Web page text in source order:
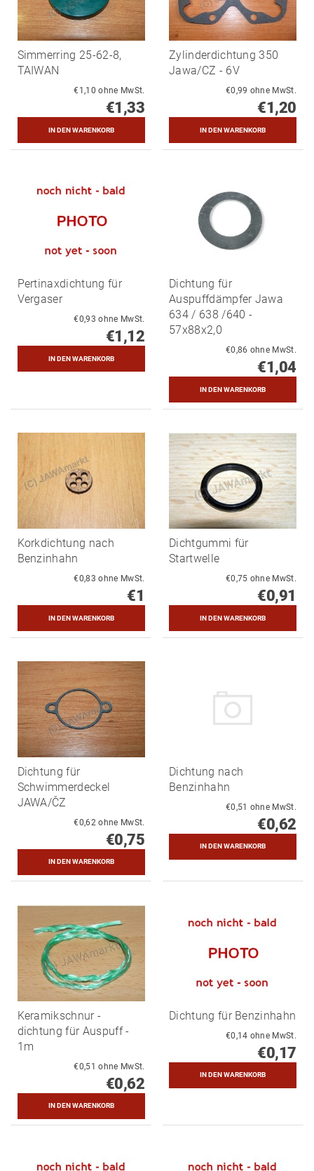
Simmerring 25-62-8,
TAIWAN
€1,10 ohne MwSt.
€1,33
Zylinderdichtung 350
Jawa/CZ - 6V
€0,99 ohne MwSt.
€1,20
Pertinaxdichtung für
Vergaser
€0,93 ohne MwSt.
€1,12
Dichtung für
Auspuffdämpfer Jawa
634 / 638 /640 -
57x88x2,0
€0,86 ohne MwSt.
€1,04
Korkdichtung nach
Benzinhahn
€0,83 ohne MwSt.
€1
Dichtgummi für
Startwelle
€0,75 ohne MwSt.
€0,91
Dichtung für
Schwimmerdeckel
JAWA/ČZ
€0,62 ohne MwSt.
€0,75
Dichtung nach
Benzinhahn
€0,51 ohne MwSt.
€0,62
Keramikschnur -
dichtung für Auspuff -
1m
€0,51 ohne MwSt.
€0,62
Dichtung für Benzinhahn
€0,14 ohne MwSt.
€0,17